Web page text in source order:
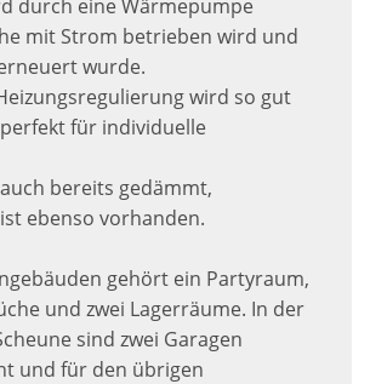
durch eine Wärmepumpe
mit Strom betrieben wird und
wurde.
wird so gut
für individuelle
bereits gedämmt,
ebenso vorhanden.
gehört ein Partyraum,
und zwei Lagerräume. In der
sind zwei Garagen
und für den übrigen